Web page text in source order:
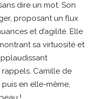
dire un mot. Son
proposant un flux
et d’agilité. Elle
sa virtuosité et
Camille de
en elle-même,